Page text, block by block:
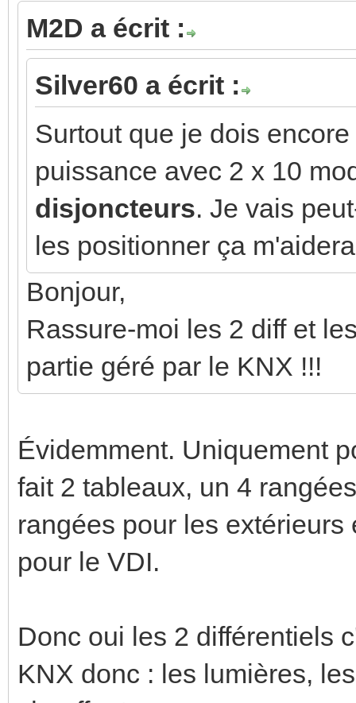
M2D a écrit :
Silver60 a écrit :
Surtout que je dois
puissance avec 2 x 10
disjoncteurs. Je vais
les positionner ça
Bonjour,
Rassure-moi les 2 diff et
partie géré par le KNX !!!
Évidemment. Uniquement
fait 2 tableaux, un 4
rangées pour les extérieurs
pour le VDI.
Donc oui les 2 différentiels
KNX donc : les lumières,